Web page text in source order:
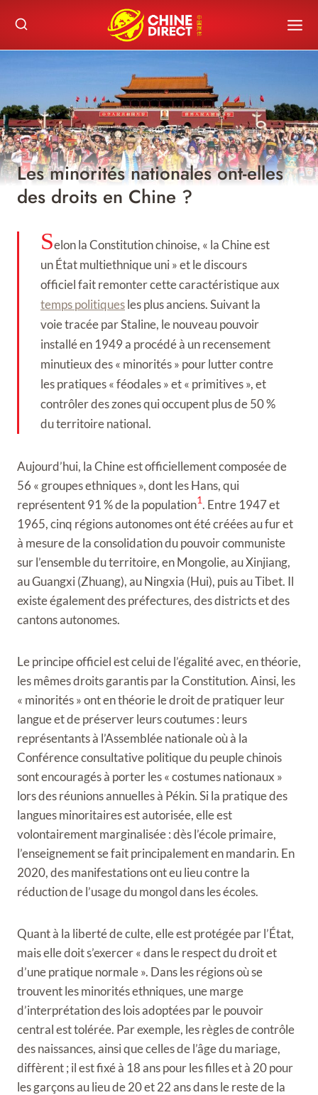
content
Les minorités nationales ont-elles
des droits en Chine ?
Selon la Constitution chinoise, « la Chine est
un État multiethnique uni » et le discours
officiel fait remonter cette caractéristique aux
temps politiquesles plus anciens. Suivant la
voie tracée par Staline, le nouveau pouvoir
installé en 1949 a procédé à un recensement
minutieux des « minorités » pour lutter contre
les pratiques « féodales » et « primitives », et
contrôler des zones qui occupent plus de 50 %
du territoire national.
Aujourd’hui, la Chine est officiellement composée de
56 « groupes ethniques », dont les Hans, qui
représentent 91 % de la population1. Entre 1947 et
1965, cinq régions autonomes ont été créées au fur et
à mesure de la consolidation du pouvoir communiste
sur l’ensemble du territoire, en Mongolie, au Xinjiang,
au Guangxi (Zhuang), au Ningxia (Hui), puis au Tibet. Il
existe également des préfectures, des districts et des
cantons autonomes.
Le principe officiel est celui de l’égalité avec, en théorie,
les mêmes droits garantis par la Constitution. Ainsi, les
« minorités » ont en théorie le droit de pratiquer leur
langue et de préserver leurs coutumes : leurs
représentants à l’Assemblée nationale où à la
Conférence consultative politique du peuple chinois
sont encouragés à porter les « costumes nationaux »
lors des réunions annuelles à Pékin. Si la pratique des
langues minoritaires est autorisée, elle est
volontairement marginalisée : dès l’école primaire,
l’enseignement se fait principalement en mandarin. En
2020, des manifestations ont eu lieu contre la
réduction de l’usage du mongol dans les écoles.
Quant à la liberté de culte, elle est protégée par l’État,
mais elle doit s’exercer « dans le respect du droit et
d’une pratique normale ». Dans les régions où se
trouvent les minorités ethniques, une marge
d’interprétation des lois adoptées par le pouvoir
central est tolérée. Par exemple, les règles de contrôle
des naissances, ainsi que celles de l’âge du mariage,
diffèrent ; il est fixé à 18 ans pour les filles et à 20 pour
les garçons au lieu de 20 et 22 ans dans le reste de la